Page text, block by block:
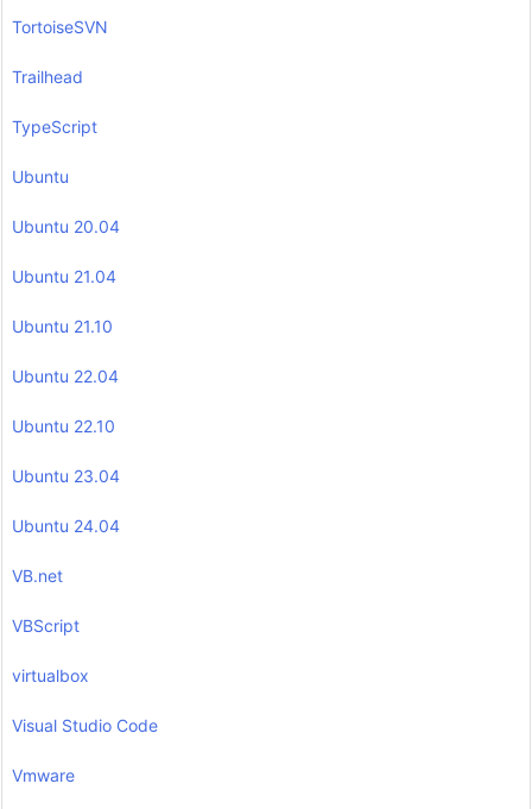
TortoiseSVN
Trailhead
TypeScript
Ubuntu
Ubuntu 20.04
Ubuntu 21.04
Ubuntu 21.10
Ubuntu 22.04
Ubuntu 22.10
Ubuntu 23.04
Ubuntu 24.04
VB.net
VBScript
virtualbox
Visual Studio Code
Vmware